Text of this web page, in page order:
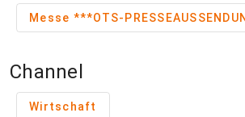
Messe ***OTS-
Channel
Wirtschaft